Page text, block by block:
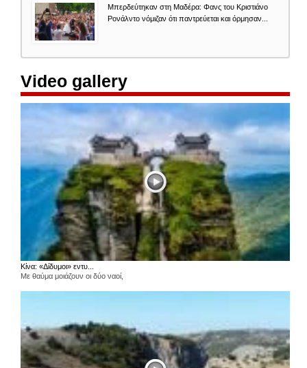
Μπερδεύτηκαν στη Μαδέρα: Φανς του Κριστιάνο
Ρονάλντο νόμιζαν ότι παντρεύεται και όρμησαν...
Video gallery
Κίνα: «Δίδυμοι» εντυ...
Με θαύμα μοιάζουν οι δύο ναοί,